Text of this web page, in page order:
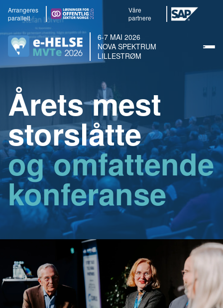
Arrangeres
parallelt
Våre
partnere
6-7 MAI 2026
NOVA SPEKTRUM
LILLESTRØM
Årets mest
storslåtte
og omfattende
konferanse